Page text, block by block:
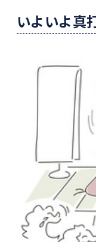
いよいよ真